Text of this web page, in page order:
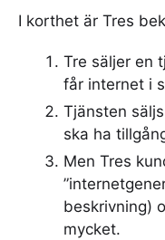
I korthet är Tres
Tre säljer en
får internet i
Tjänsten
ska ha
Men Tres
beskrivning)
mycket.